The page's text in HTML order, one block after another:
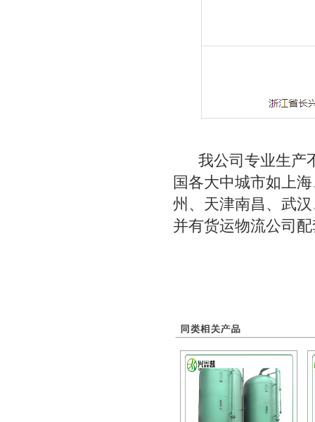
我公司专业生产
国各大中城市如上
州、天津南昌、武
并有货运物流公司